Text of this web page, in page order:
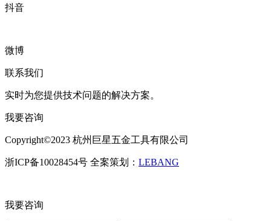
抖音
微博
联系我们
实时为您提供技术问题的解决方案。
我要咨询
Copyright©2023 杭州巨星五金工具有限公司
浙ICP备10028454号 全案策划： LEBANG
我要咨询